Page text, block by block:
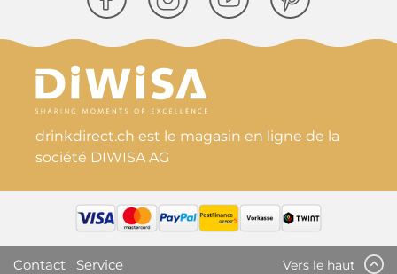
drinkdirect.ch est le magasin en ligne de la
société DIWISA AG
Contact Service Vers le haut